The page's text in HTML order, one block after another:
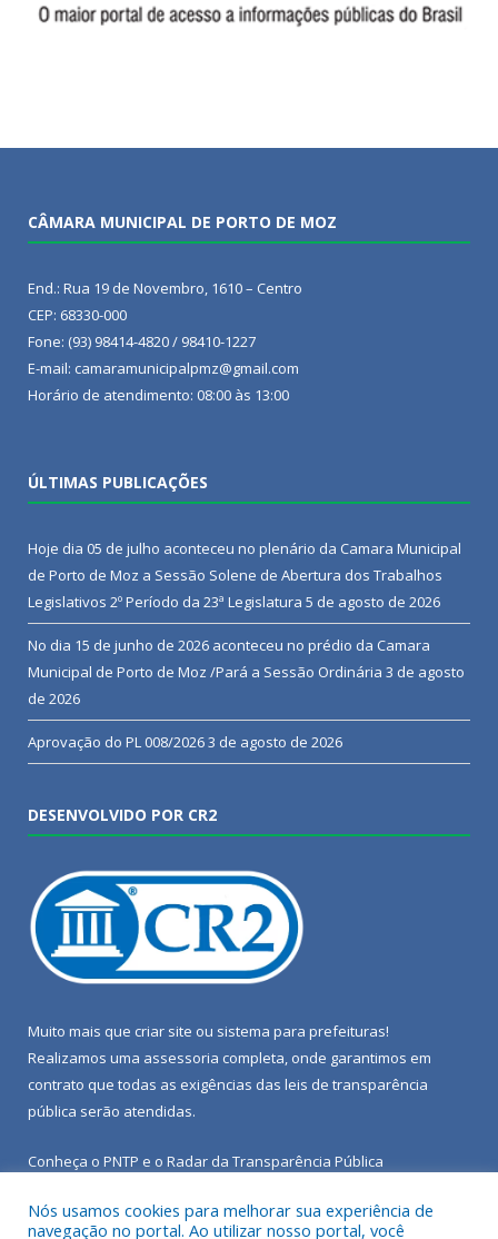
CÂMARA MUNICIPAL DE PORTO DE MOZ
End.: Rua 19 de Novembro, 1610 – Centro
CEP: 68330-000
Fone: (93) 98414-4820 / 98410-1227
E-mail: camaramunicipalpmz@gmail.com
Horário de atendimento: 08:00 às 13:00
ÚLTIMAS PUBLICAÇÕES
Hoje dia 05 de julho aconteceu no plenário da Camara Municipal
de Porto de Moz a Sessão Solene de Abertura dos Trabalhos
Legislativos 2º Período da 23ª Legislatura 5 de agosto de 2026
No dia 15 de junho de 2026 aconteceu no prédio da Camara
Municipal de Porto de Moz /Pará a Sessão Ordinária 3 de agosto
de 2026
Aprovação do PL 008/20263 de agosto de 2026
DESENVOLVIDO POR CR2
Muito mais que criar site ou sistema para prefeituras!
Realizamos uma assessoria completa, onde garantimos em
contrato que todas as exigências das leis de transparência
pública serão atendidas.
Conheça o PNTP e o Radar da Transparência Pública
Nós usamos cookies para melhorar sua experiência de
navegação no portal. Ao utilizar nosso portal, você